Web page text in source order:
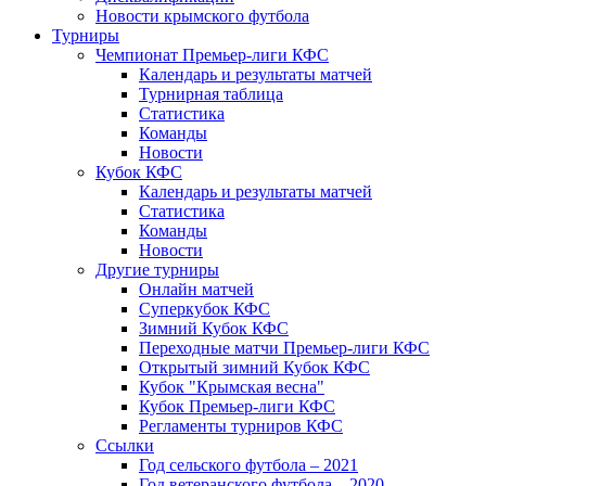
Новости крымского футбола
Турниры
Чемпионат Премьер-лиги КФС
Календарь и результаты матчей
Турнирная таблица
Статистика
Команды
Новости
Кубок КФС
Календарь и результаты матчей
Статистика
Команды
Новости
Другие турниры
Онлайн матчей
Суперкубок КФС
Зимний Кубок КФС
Переходные матчи Премьер-лиги КФС
Открытый зимний Кубок КФС
Кубок "Крымская весна"
Кубок Премьер-лиги КФС
Регламенты турниров КФС
Ссылки
Год сельского футбола – 2021